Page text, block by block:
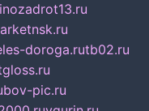
doroga.rutb02.ru
pic.ru